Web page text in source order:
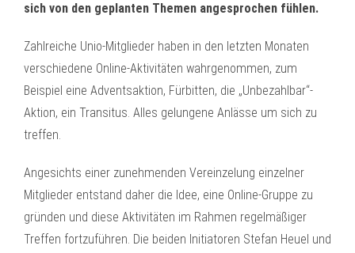
sich von den geplanten Themen angesprochen fühlen.
Zahlreiche Unio-Mitglieder haben in den letzten Monaten
verschiedene Online-Aktivitäten wahrgenommen, zum
Beispiel eine Adventsaktion, Fürbitten, die „Unbezahlbar“-
Aktion, ein Transitus. Alles gelungene Anlässe um sich zu
treffen.
Angesichts einer zunehmenden Vereinzelung einzelner
Mitglieder entstand daher die Idee, eine Online-Gruppe zu
gründen und diese Aktivitäten im Rahmen regelmäßiger
Treffen fortzuführen. Die beiden Initiatoren Stefan Heuel und